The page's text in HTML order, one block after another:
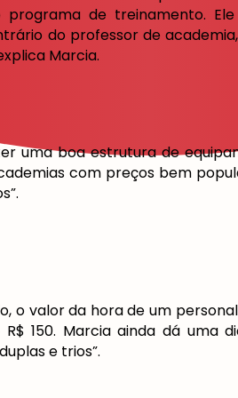
programa de treinamento.
do professor de
Marcia.
uma boa estrutura de
com preços bem
o valor da hora de um
150. Marcia ainda dá uma
e trios”.